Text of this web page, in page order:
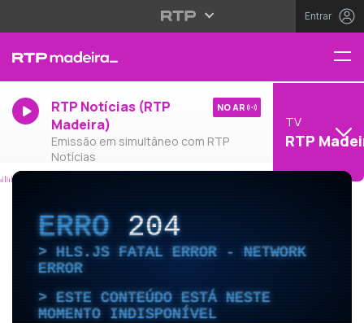
Entrar
RTP Notícias (RTP
Madeira)
Emissão em simultâneo com RTP
Notícias
NO AR
TV
RTP
ERRO204
HLS.JS FATAL ERROR - NETWORK
ERROR
ESTE CONTEÚDO ESTÁ NESTE
MOMENTO INDISPONÍVEL